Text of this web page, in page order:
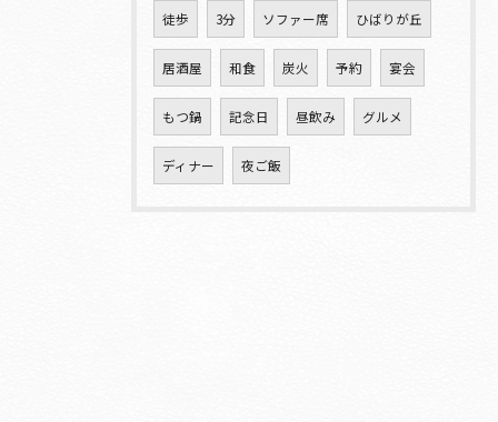
徒歩 3分 ソファー席 ひばりが丘
居酒屋 和食 炭火 予約 宴会
もつ鍋 記念日 昼飲み グルメ
ディナー 夜ご飯